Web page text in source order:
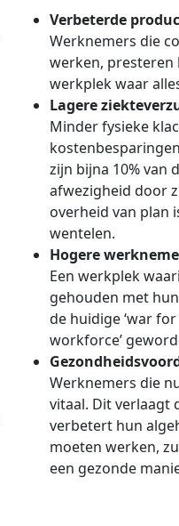
Verbeterde
Werknemers die
werken, presteren
werkplek waar
Lagere
Minder fysieke
zijn bijna 10% van
afwezigheid door
overheid van plan
wentelen.
Hogere
Een werkplek
gehouden met
de huidige ‘war
workforce’
Werknemers die
vitaal. Dit verlaagt
verbetert hun
moeten werken,
een gezonde